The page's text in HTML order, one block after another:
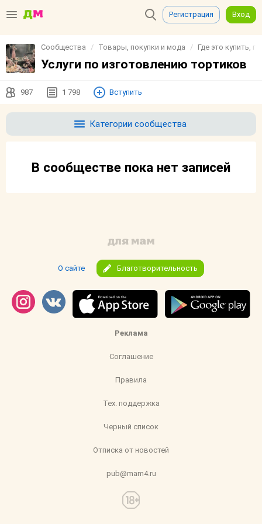
Регистрация Вход
Сообщества Товары, покупки и мода Где это купить,
Услуги по изготовлению тортиков
987 1 798 Вступить
Категории сообщества
В сообществе пока нет записей
О сайте Благотворительность
Реклама
Соглашение
Правила
Тех. поддержка
Черный список
Отписка от новостей
pub@mam4.ru